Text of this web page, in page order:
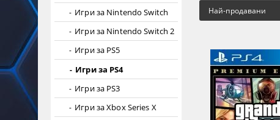
Игри за Nintendo Switch
Игри за Nintendo Switch 2
Игри за PS5
Игри за PS4
Игри за PS3
Игри за Xbox Series X
Най-продавани